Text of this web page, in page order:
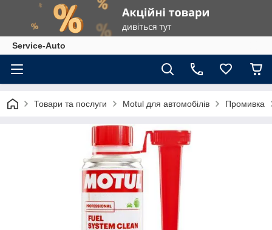
Service-Auto
Товари та послуги Motul для автомобілів Промивка